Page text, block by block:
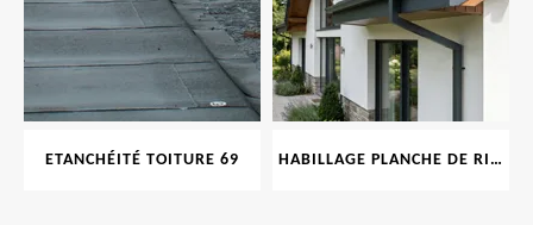
ETANCHÉITÉ TOITURE 69 HABILLAGE PLANCHE DE RIVE 69